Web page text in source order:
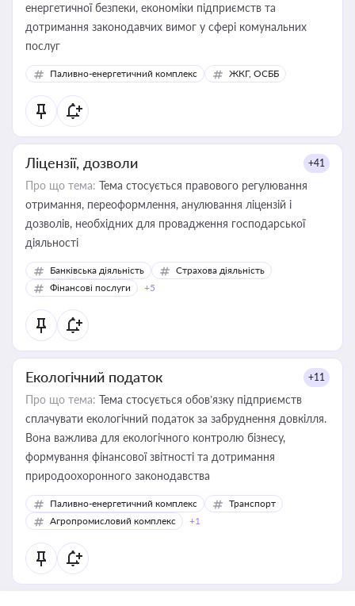
енергетичної безпеки, економіки підприємств та
дотримання законодавчих вимог у сфері комунальних
послуг
Паливно-енергетичний комплекс ЖКГ, ОСББ
Ліцензії, дозволи +41
Про що тема: Тема стосується правового регулювання
отримання, переоформлення, анулювання ліцензій і
дозволів, необхідних для провадження господарської
діяльності
Банківська діяльність
Страхова діяльність
Фінансові послуги
+5
Екологічний податок +11
Про що тема: Тема стосується обов’язку підприємств
сплачувати екологічний податок за забруднення довкілля.
Вона важлива для екологічного контролю бізнесу,
формування фінансової звітності та дотримання
природоохоронного законодавства
Паливно-енергетичний комплекс
Транспорт
Агропромисловий комплекс
+1